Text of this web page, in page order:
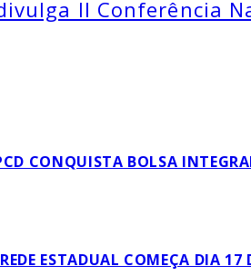
II Conferência
CONQUISTA BOLSA
ESTADUAL COMEÇA DIA